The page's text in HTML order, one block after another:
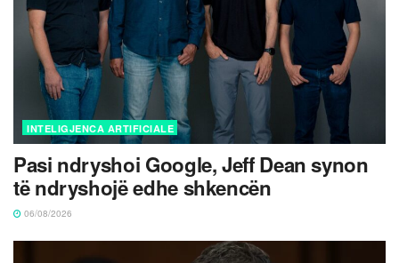
INTELIGJENCA ARTIFICIALE
Pasi ndryshoi Google, Jeff Dean synon
të ndryshojë edhe shkencën
06/08/2026